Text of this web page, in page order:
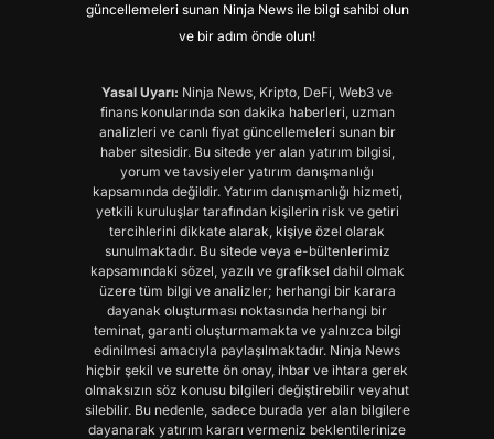
güncellemeleri sunan Ninja News ile bilgi sahibi olun
ve bir adım önde olun!
Yasal Uyarı: Ninja News, Kripto, DeFi, Web3 ve
finans konularında son dakika haberleri, uzman
analizleri ve canlı fiyat güncellemeleri sunan bir
haber sitesidir. Bu sitede yer alan yatırım bilgisi,
yorum ve tavsiyeler yatırım danışmanlığı
kapsamında değildir. Yatırım danışmanlığı hizmeti,
yetkili kuruluşlar tarafından kişilerin risk ve getiri
tercihlerini dikkate alarak, kişiye özel olarak
sunulmaktadır. Bu sitede veya e-bültenlerimiz
kapsamındaki sözel, yazılı ve grafiksel dahil olmak
üzere tüm bilgi ve analizler; herhangi bir karara
dayanak oluşturması noktasında herhangi bir
teminat, garanti oluşturmamakta ve yalnızca bilgi
edinilmesi amacıyla paylaşılmaktadır. Ninja News
hiçbir şekil ve surette ön onay, ihbar ve ihtara gerek
olmaksızın söz konusu bilgileri değiştirebilir veyahut
silebilir. Bu nedenle, sadece burada yer alan bilgilere
dayanarak yatırım kararı vermeniz beklentilerinize